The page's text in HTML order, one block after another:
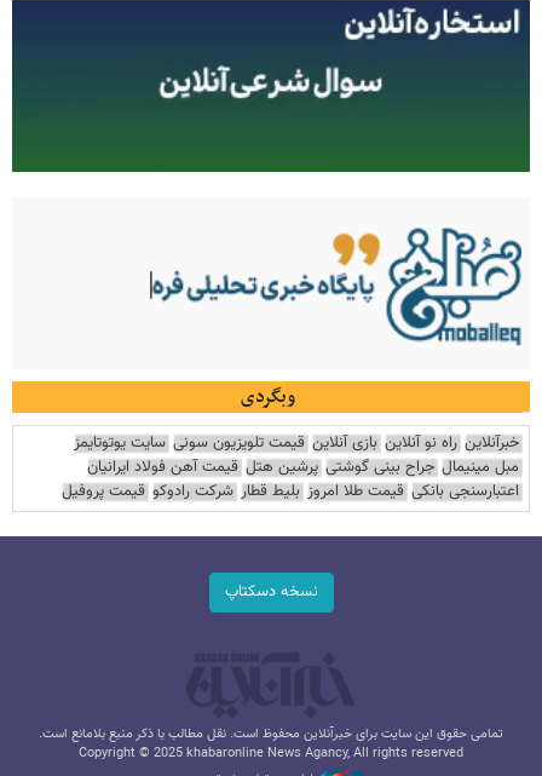
وبگردی
خبرآنلاین راه نو آنلاین بازی آنلاین قیمت تلویزیون سونی سایت یوتوتایمز
مبل مینیمال جراح بینی گوشتی پرشین هتل قیمت آهن فولاد ایرانیان
اعتبارسنجی بانکی قیمت طلا امروز بلیط قطار شرکت رادوکو قیمت پروفیل
نسخه دسکتاپ
تمامی حقوق این سایت برای خبرآنلاین محفوظ است. نقل مطالب با ذکر منبع بلامانع است.
Copyright © 2025 khabaronline News Agancy, All rights reserved